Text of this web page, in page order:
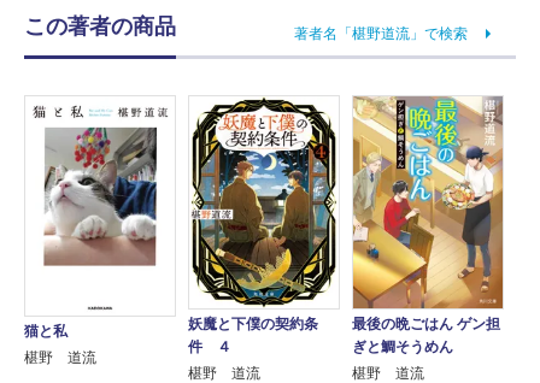
この著者の商品 著者名「椹野道流」で検索
猫と私
椹野 道流
妖魔と下僕の契約条
件 ４
椹野 道流
最後の晩ごはん ゲン担
ぎと鯛そうめん
椹野 道流